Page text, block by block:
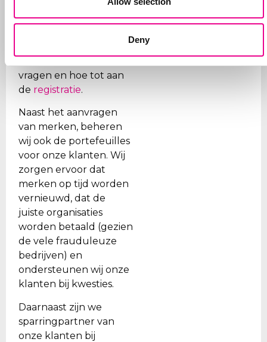
Deny
aanvraag. Doel is de
klant te ontzorgen en
alle stappen, van eerste
vragen en hoe tot aan
de registratie.
Naast het aanvragen
van merken, beheren
wij ook de portefeuilles
voor onze klanten. Wij
zorgen ervoor dat
merken op tijd worden
vernieuwd, dat de
juiste organisaties
worden betaald (gezien
de vele frauduleuze
bedrijven) en
ondersteunen wij onze
klanten bij kwesties.
Daarnaast zijn we
sparringpartner van
onze klanten bij